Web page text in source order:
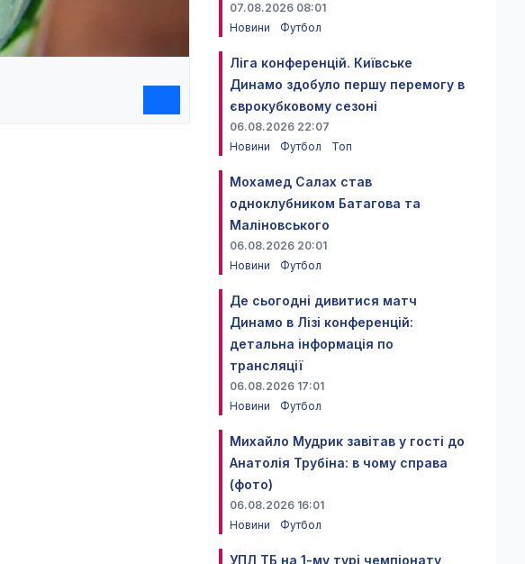
07.08.2026 08:01
Новини
Футбол
Ліга конференцій. Київське
Динамо здобуло першу перемогу в
єврокубковому сезоні
06.08.2026 22:07
Новини
Футбол Топ
Мохамед Салах став
одноклубником Батагова та
Маліновського
06.08.2026 20:01
Новини
Футбол
Де сьогодні дивитися матч
Динамо в Лізі конференцій:
детальна інформація по
трансляції
06.08.2026 17:01
Новини
Футбол
Михайло Мудрик завітав у гості до
Анатолія Трубіна: в чому справа
(фото)
06.08.2026 16:01
Новини
Футбол
УПЛ ТБ на 1-му турі чемпіонату